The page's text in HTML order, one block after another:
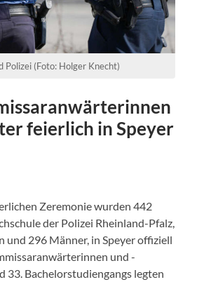
Polizei (Foto: Holger Knecht)
feierlich in Speyer
Zeremonie wurden 442
der Polizei Rheinland-Pfalz,
und 296 Männer, in Speyer offiziell
und -
33. Bachelorstudiengangs legten